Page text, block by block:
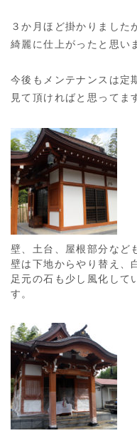
３か月ほど掛かりました
綺麗に仕上がったと思い
今後もメンテナンスは定
見て頂ければと思ってま
壁、土台、屋根部分など
壁は下地からやり替え、
足元の石も少し風化して
す。